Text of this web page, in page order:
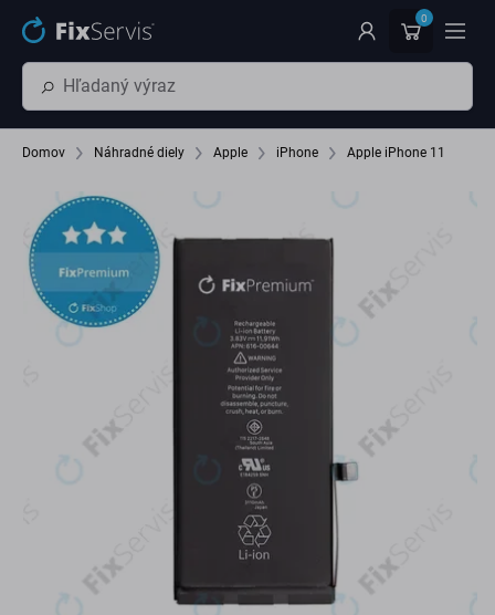
Preskočiť na hlavný obsah 0
Domov Náhradné diely Apple iPhone Apple iPhone 11